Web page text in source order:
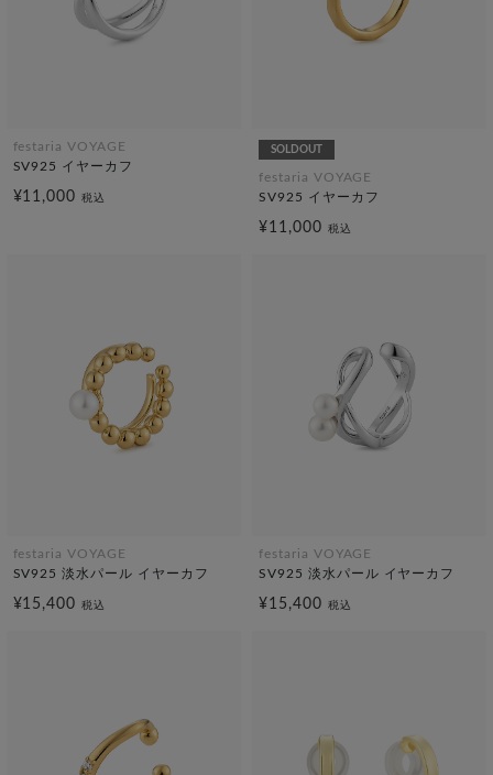
festaria VOYAGE
SV925 イヤーカフ
¥11,000税込
SOLDOUT
festaria VOYAGE
SV925 イヤーカフ
¥11,000 税込
festaria VOYAGE
SV925 淡水パール イヤーカフ
¥15,400税込
festaria VOYAGE
SV925 淡水パール イヤーカフ
¥15,400 税込